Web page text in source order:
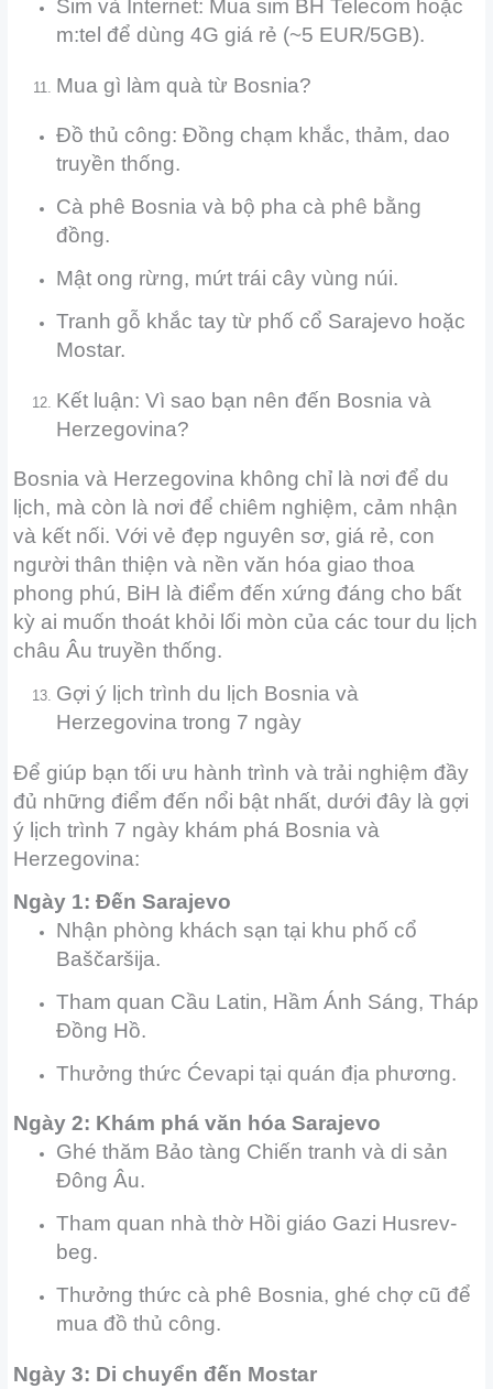
Sim và Internet: Mua sim BH Telecom hoặc
m:tel để dùng 4G giá rẻ (~5 EUR/5GB).
Mua gì làm quà từ Bosnia?
Đồ thủ công: Đồng chạm khắc, thảm, dao
truyền thống.
Cà phê Bosnia và bộ pha cà phê bằng
đồng.
Mật ong rừng, mứt trái cây vùng núi.
Tranh gỗ khắc tay từ phố cổ Sarajevo hoặc
Mostar.
Kết luận: Vì sao bạn nên đến Bosnia và
Herzegovina?
Bosnia và Herzegovina không chỉ là nơi để du
lịch, mà còn là nơi để chiêm nghiệm, cảm nhận
và kết nối. Với vẻ đẹp nguyên sơ, giá rẻ, con
người thân thiện và nền văn hóa giao thoa
phong phú, BiH là điểm đến xứng đáng cho bất
kỳ ai muốn thoát khỏi lối mòn của các tour du lịch
châu Âu truyền thống.
Gợi ý lịch trình du lịch Bosnia và
Herzegovina trong 7 ngày
Để giúp bạn tối ưu hành trình và trải nghiệm đầy
đủ những điểm đến nổi bật nhất, dưới đây là gợi
ý lịch trình 7 ngày khám phá Bosnia và
Herzegovina:
Ngày 1: Đến Sarajevo
Nhận phòng khách sạn tại khu phố cổ
Baščaršija.
Tham quan Cầu Latin, Hầm Ánh Sáng, Tháp
Đồng Hồ.
Thưởng thức Ćevapi tại quán địa phương.
Ngày 2: Khám phá văn hóa Sarajevo
Ghé thăm Bảo tàng Chiến tranh và di sản
Đông Âu.
Tham quan nhà thờ Hồi giáo Gazi Husrev-
beg.
Thưởng thức cà phê Bosnia, ghé chợ cũ để
mua đồ thủ công.
Ngày 3: Di chuyển đến Mostar